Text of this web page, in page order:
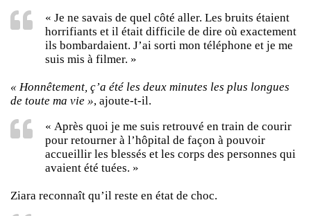
« Je ne savais de quel côté aller. Les bruits étaient
horrifiants et il était difficile de dire où exactement
ils bombardaient. J’ai sorti mon téléphone et je me
suis mis à filmer. »
« Honnêtement, ç’a été les deux minutes les plus longues
de toute ma vie », ajoute-t-il.
« Après quoi je me suis retrouvé en train de courir
pour retourner à l’hôpital de façon à pouvoir
accueillir les blessés et les corps des personnes qui
avaient été tuées. »
Ziara reconnaît qu’il reste en état de choc.